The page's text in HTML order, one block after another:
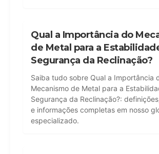
Qual a Importância do
de Metal para a
Segurança da Reclinação?
Saiba tudo sobre Qual a Importância
Mecanismo de Metal para a
Segurança da Reclinação?:
e informações completas em nosso
especializado.